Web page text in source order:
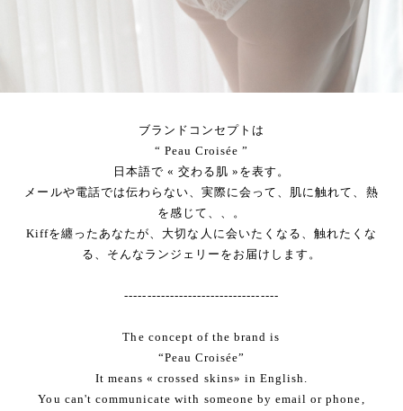
ブランドコンセプトは
“ Peau Croisée ”
日本語で « 交わる肌 »を表す。
メールや電話では伝わらない、実際に会って、肌に触れて、熱
を感じて、、。
Kiffを纏ったあなたが、大切な人に会いたくなる、触れたくな
る、そんなランジェリーをお届けします。
----------------------------------
The concept of the brand is
“Peau Croisée”
It means « crossed skins» in English.
You can't communicate with someone by email or phone,